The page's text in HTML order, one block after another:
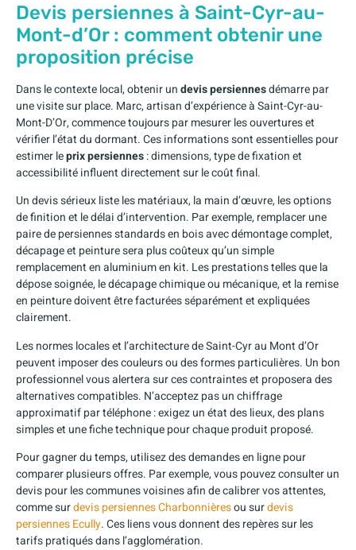
Devis persiennes à Saint-Cyr-au-
Mont-d’Or : comment obtenir une
proposition précise
Dans le contexte local, obtenir undevis persiennesdémarre par
une visite sur place. Marc, artisan d’expérience à Saint-Cyr-au-
Mont-D’Or, commence toujours par mesurer les ouvertures et
vérifier l’état du dormant. Ces informations sont essentielles pour
estimer leprix persiennes: dimensions, type de fixation et
accessibilité influent directement sur le coût final.
Un devis sérieux liste les matériaux, la main d’œuvre, les options
de finition et le délai d’intervention. Par exemple, remplacer une
paire de persiennes standards en bois avec démontage complet,
décapage et peinture sera plus coûteux qu’un simple
remplacement en aluminium en kit. Les prestations telles que la
dépose soignée, le décapage chimique ou mécanique, et la remise
en peinture doivent être facturées séparément et expliquées
clairement.
Les normes locales et l’architecture de Saint-Cyr au Mont d’Or
peuvent imposer des couleurs ou des formes particulières. Un bon
professionnel vous alertera sur ces contraintes et proposera des
alternatives compatibles. N’acceptez pas un chiffrage
approximatif par téléphone : exigez un état des lieux, des plans
simples et une fiche technique pour chaque produit proposé.
Pour gagner du temps, utilisez des demandes en ligne pour
comparer plusieurs offres. Par exemple, vous pouvez consulter un
devis pour les communes voisines afin de calibrer vos attentes,
comme surdevis persiennes Charbonnièresou surdevis
persiennes Ecully. Ces liens vous donnent des repères sur les
tarifs pratiqués dans l’agglomération.